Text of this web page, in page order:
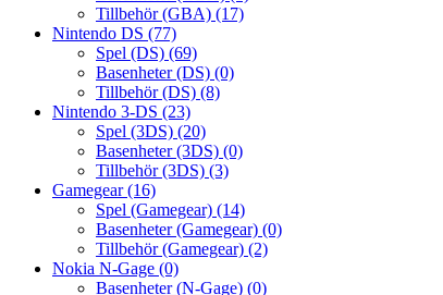
Tillbehör (GBA) (17)
Nintendo DS (77)
Spel (DS) (69)
Basenheter (DS) (0)
Tillbehör (DS) (8)
Nintendo 3-DS (23)
Spel (3DS) (20)
Basenheter (3DS) (0)
Tillbehör (3DS) (3)
Gamegear(16)
Spel (Gamegear) (14)
Basenheter (Gamegear) (0)
Tillbehör (Gamegear) (2)
Nokia N-Gage (0)
Basenheter (N-Gage) (0)